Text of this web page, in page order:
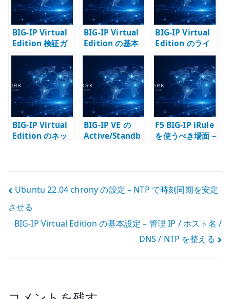
BIG-IP Virtual
Edition 検証ガ
イド – F5 VE を
構成する流れ
BIG-IP Virtual
Edition の基本
設定 – 管理 IP /
ホスト名 / DNS /
NTP を整える
BIG-IP Virtual
Edition のライ
センス認証 – F5
VE を検証環境で
有効化する
BIG-IP Virtual
Edition のネッ
BIG-IP VE の
Active/Standb
の役割
F5 BIG-IP iRule
を使うべき場面 –
投
稿
ナ
ビ
Ubuntu 22.04 chrony の設定 – NTP で時刻同期を安定
させる
BIG-IP Virtual Edition の基本設定 – 管理 IP / ホスト名 /
DNS / NTP を整える